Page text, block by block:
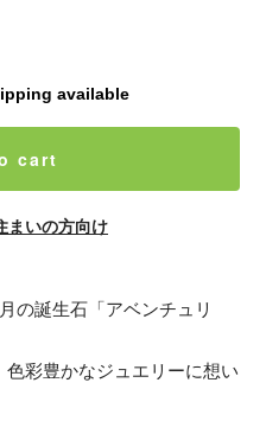
available
cart
まいの方向け
の誕生石「アベンチュリ
彩豊かなジュエリーに想い